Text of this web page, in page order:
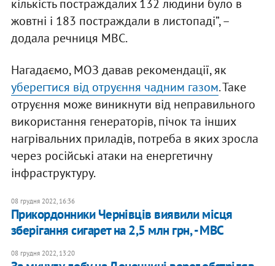
кількість постраждалих 132 людини було в
жовтні і 183 постраждали в листопаді”, –
додала речниця МВС.
Нагадаємо, МОЗ давав рекомендації, як
уберегтися від отруєння чадним газом. Таке
отруєння може виникнути від неправильного
використання генераторів, пічок та інших
нагрівальних приладів, потреба в яких зросла
через російські атаки на енергетичну
інфраструктуру.
08 грудня 2022, 16:36
Прикордонники Чернівців виявили місця
зберігання сигарет на 2,5 млн грн, - МВС
08 грудня 2022, 13:20